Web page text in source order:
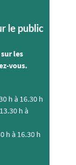
le public
les
vous.
h à 16.30 h
h à
h à 16.30 h